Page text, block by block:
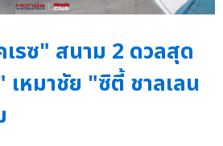
รซ" สนาม 2 ดวลสุด
เหมาชัย "ซิตี้ ชาลเลน